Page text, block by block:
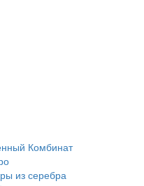
Комбинат
из серебра